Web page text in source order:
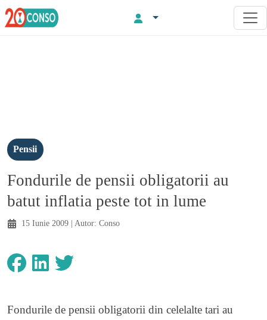
Pensii
Fondurile de pensii obligatorii au
batut inflatia peste tot in lume
15 Iunie 2009 | Autor: Conso
Fondurile de pensii obligatorii din celelalte tari au